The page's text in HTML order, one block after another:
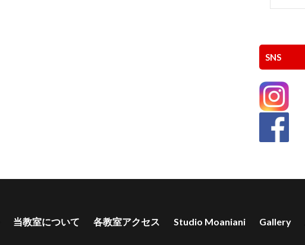
SNS
当教室について 各教室アクセス Studio Moaniani Gallery